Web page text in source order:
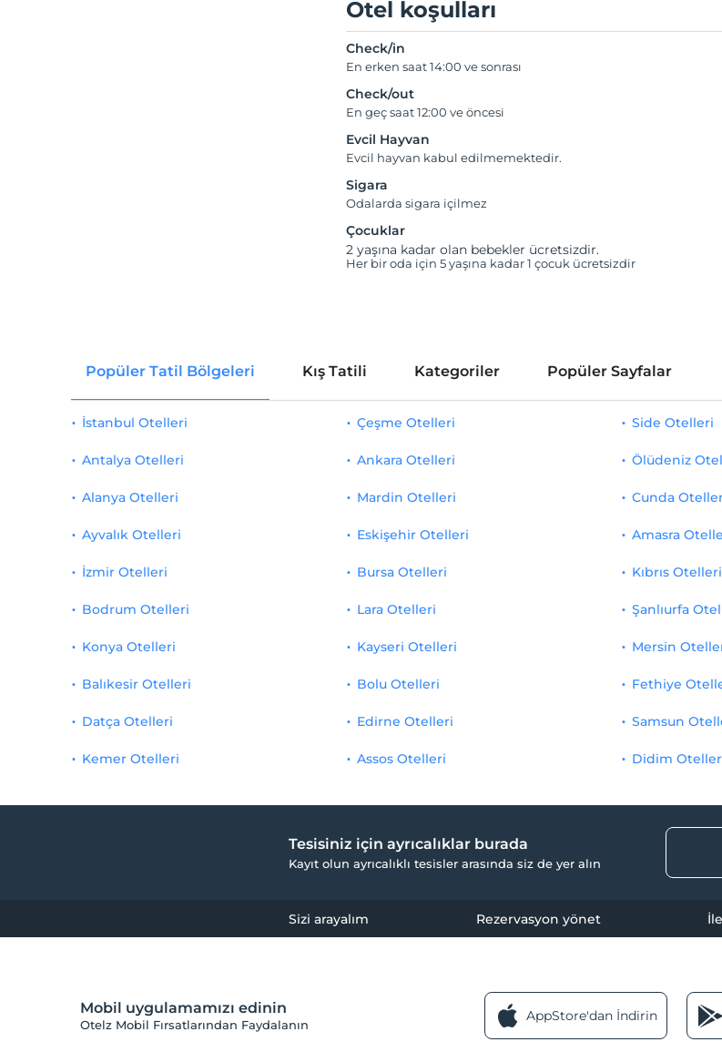
Otel koşulları
Check/in
En erken saat 14:00 ve sonrası
Check/out
En geç saat 12:00 ve öncesi
Evcil Hayvan
Evcil hayvan kabul edilmemektedir.
Sigara
Odalarda sigara içilmez
Çocuklar
2 yaşına kadar olan bebekler ücretsizdir.
Her bir oda için 5 yaşına kadar 1 çocuk ücretsizdir
Popüler Tatil Bölgeleri Kış Tatili Kategoriler Popüler Sayfalar
İstanbul Otelleri
Antalya Otelleri
Alanya Otelleri
Ayvalık Otelleri
İzmir Otelleri
Çeşme Otelleri
Ankara Otelleri
Mardin Otelleri
Eskişehir Otelleri
Bursa Otelleri
Side Otelleri
Ölüdeniz
Cunda
Amasra
Kıbrıs Otelleri
Bodrum Otelleri
Konya Otelleri
Balıkesir Otelleri
Datça Otelleri
Kemer Otelleri
Lara Otelleri
Kayseri Otelleri
Bolu Otelleri
Edirne Otelleri
Assos Otelleri
Şanlıurfa
Mersin
Fethiye
Samsun
Didim
Tesisiniz için ayrıcalıklar burada
Kayıt olun ayrıcalıklı tesisler arasında siz de yer alın
Sizi arayalım Rezervasyon yönet
Mobil uygulamamızı edinin
Otelz Mobil Fırsatlarından Faydalanın
AppStore'dan İndirin